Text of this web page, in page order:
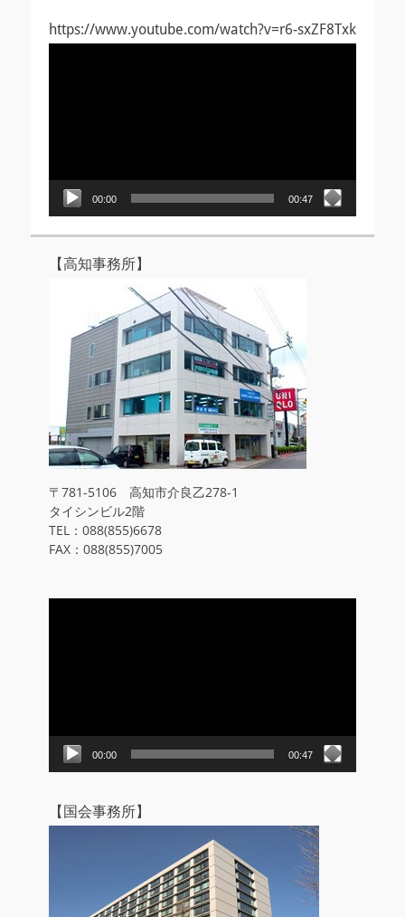
https://www.youtube.com/watch?v=r6-sxZF8Txk
00:00 00:47
【高知事務所】
〒781-5106 高知市介良乙278-1
タイシンビル2階
TEL：088(855)6678
FAX：088(855)7005
00:00 00:47
【国会事務所】